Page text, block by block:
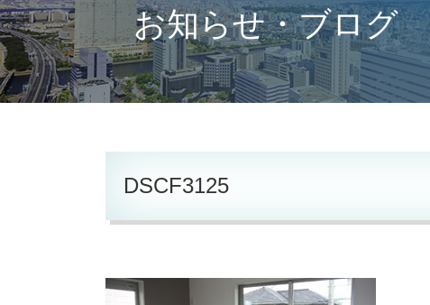
お知らせ・ブログ
DSCF3125